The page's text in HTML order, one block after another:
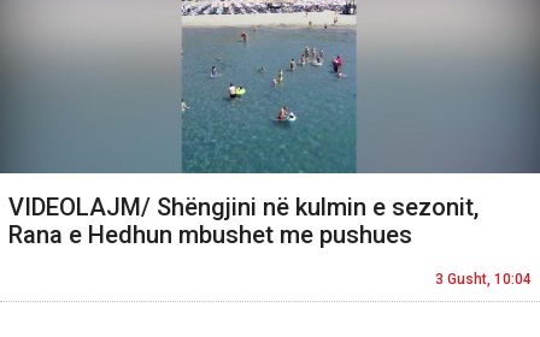
VIDEOLAJM/ Shëngjini në kulmin e sezonit,
Rana e Hedhun mbushet me pushues
3 Gusht, 10:04